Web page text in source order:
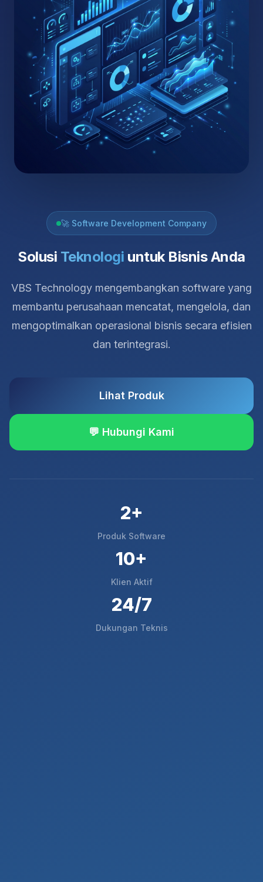
🚀 Software Development Company
Solusi Teknologi untuk Bisnis Anda
VBS Technology mengembangkan software yang
membantu perusahaan mencatat, mengelola, dan
mengoptimalkan operasional bisnis secara efisien
dan terintegrasi.
Lihat Produk
💬 Hubungi Kami
2+
Produk Software
10+
Klien Aktif
24/7
Dukungan Teknis